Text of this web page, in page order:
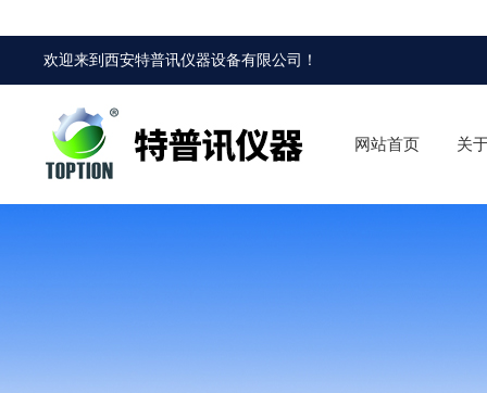
欢迎来到西安特普讯仪器设备有限公司 ！
网站首页 关